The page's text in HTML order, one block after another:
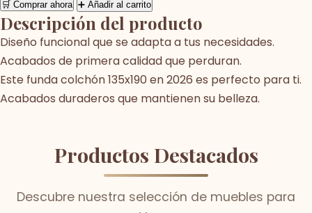
🛒 Comprar ahora ➕ Añadir al carrito
Descripción del producto
Diseño funcional que se adapta a tus necesidades.
Acabados de primera calidad que perduran.
Este funda colchón 135x190 en 2026 es perfecto para ti.
Acabados duraderos que mantienen su belleza.
Productos Destacados
Descubre nuestra selección de muebles para